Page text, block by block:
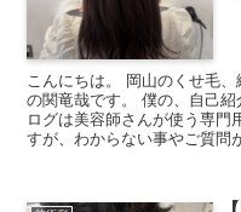
こんにちは。 岡山のくせ毛
の関竜哉です。 僕の、自己
ログは美容師さんが使う専門
すが、わからない事やご質問